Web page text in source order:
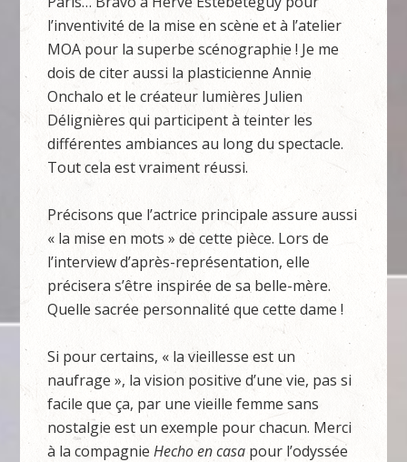
l’inventivité de la mise en scène et à l’atelier
MOA pour la superbe scénographie ! Je me
dois de citer aussi la plasticienne Annie
Onchalo et le créateur lumières Julien
Délignières qui participent à teinter les
différentes ambiances au long du spectacle.
Tout cela est vraiment réussi.
Précisons que l’actrice principale assure aussi
« la mise en mots » de cette pièce. Lors de
l’interview d’après-représentation, elle
précisera s’être inspirée de sa belle-mère.
Quelle sacrée personnalité que cette dame !
Si pour certains, « la vieillesse est un
naufrage », la vision positive d’une vie, pas si
facile que ça, par une vieille femme sans
nostalgie est un exemple pour chacun. Merci
à la compagnieHecho en casa pour l’odyssée